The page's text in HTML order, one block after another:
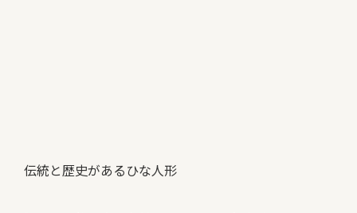
伝統と歴史があるひな人形